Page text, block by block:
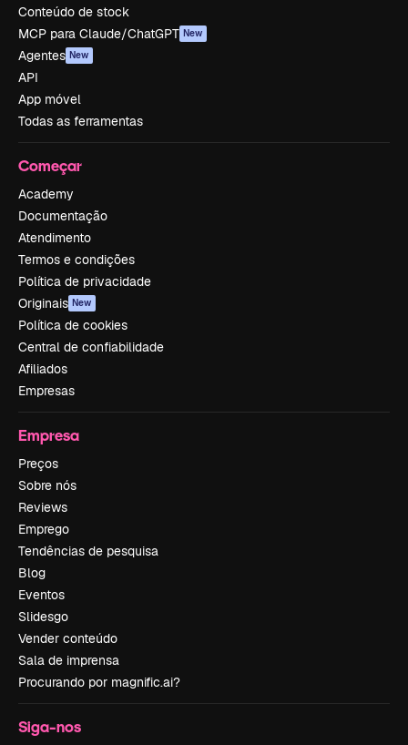
Conteúdo de stock
MCP para Claude/ChatGPT New
Agentes New
API
App móvel
Todas as ferramentas
Começar
Academy
Documentação
Atendimento
Termos e condições
Política de privacidade
Originais New
Política de cookies
Central de confiabilidade
Afiliados
Empresas
Empresa
Preços
Sobre nós
Reviews
Emprego
Tendências de pesquisa
Blog
Eventos
Slidesgo
Vender conteúdo
Sala de imprensa
Procurando por magnific.ai?
Siga-nos